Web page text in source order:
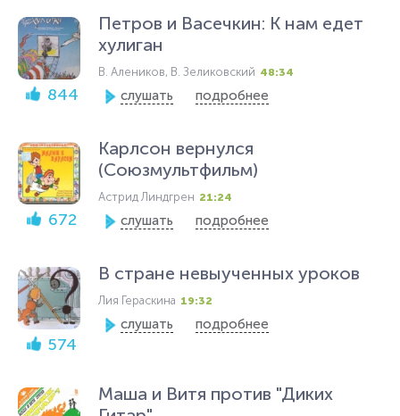
844
Петров и Васечкин: К нам едет
хулиган
В. Алеников, В. Зеликовский 48:34
слушать подробнее
672
Карлсон вернулся
(Союзмультфильм)
Астрид Линдгрен 21:24
слушать подробнее
574
В стране невыученных уроков
Лия Гераскина 19:32
слушать подробнее
Маша и Витя против "Диких